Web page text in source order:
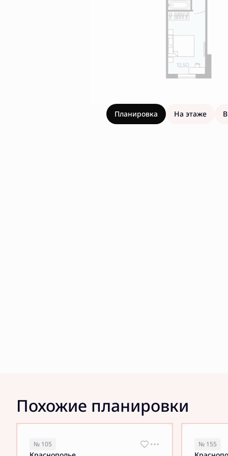
Планировка На этаже
Похожие планировки
№ 105 № 155